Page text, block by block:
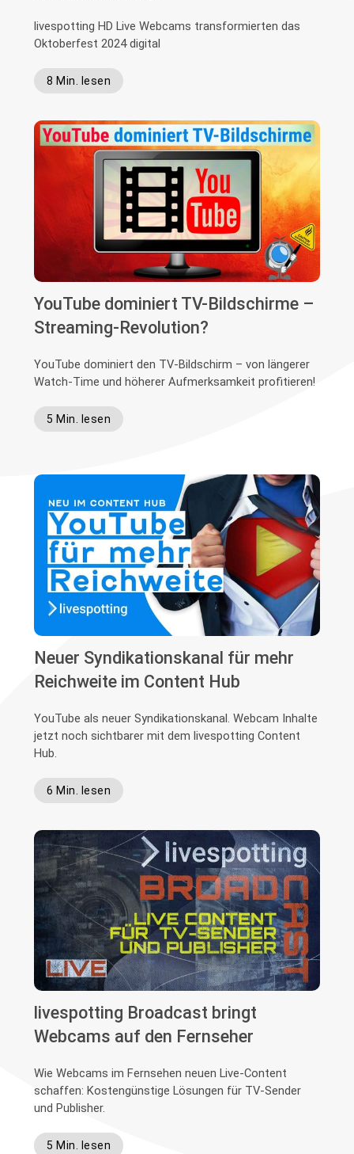
livespotting HD Live Webcams transformierten das
Oktoberfest 2024 digital
8 Min. lesen
YouTube dominiert TV-Bildschirme –
Streaming-Revolution?
YouTube dominiert den TV-Bildschirm – von längerer
Watch-Time und höherer Aufmerksamkeit profitieren!
5 Min. lesen
Neuer Syndikationskanal für mehr
Reichweite im Content Hub
YouTube als neuer Syndikationskanal. Webcam Inhalte
jetzt noch sichtbarer mit dem livespotting Content
Hub.
6 Min. lesen
livespotting Broadcast bringt
Webcams auf den Fernseher
Wie Webcams im Fernsehen neuen Live-Content
schaffen: Kostengünstige Lösungen für TV-Sender
und Publisher.
5 Min. lesen